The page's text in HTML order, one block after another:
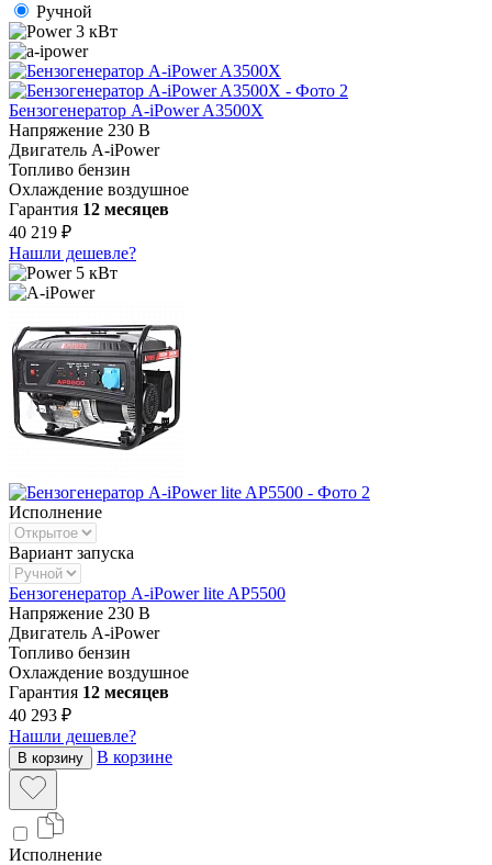
Ручной
3 кВт
Бензогенератор A-iPower A3500X
Напряжение 230 В
Двигатель A-iPower
Топливо бензин
Охлаждение воздушное
Гарантия 12 месяцев
40 219 ₽
Нашли дешевле?
5 кВт
Исполнение
Вариант запуска
Бензогенератор A-iPower lite AP5500
Напряжение 230 В
Двигатель A-iPower
Топливо бензин
Охлаждение воздушное
Гарантия 12 месяцев
40 293 ₽
Нашли дешевле?
В корзину В корзине
Исполнение